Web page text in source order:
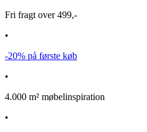
Fri fragt over 499,-
•
-20% på første køb
•
4.000 m² møbelinspiration
•